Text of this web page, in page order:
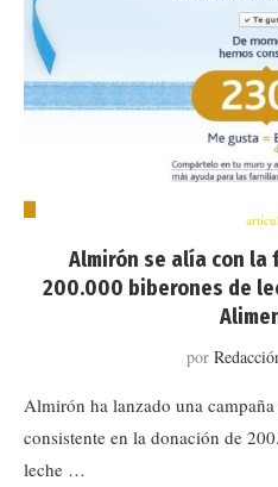
Almirón se alía con la
200.000 biberones de
por
Almirón ha lanzado una
consistente en la donación de
leche …